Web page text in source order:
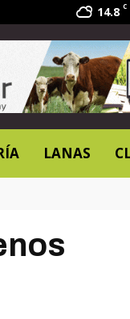
14.8 C
LANAS